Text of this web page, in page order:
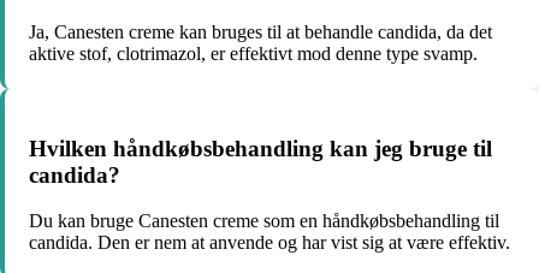
Ja, Canesten creme kan bruges til at behandle candida, da det
aktive stof, clotrimazol, er effektivt mod denne type svamp.
Hvilken håndkøbsbehandling kan jeg bruge til
candida?
Du kan bruge Canesten creme som en håndkøbsbehandling til
candida. Den er nem at anvende og har vist sig at være effektiv.